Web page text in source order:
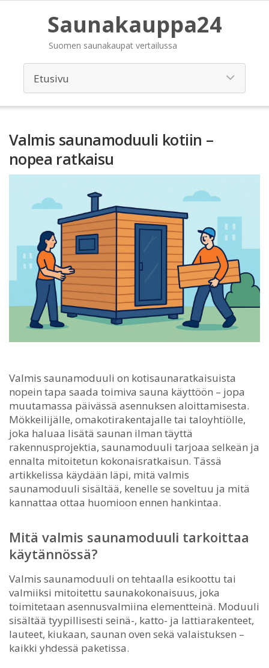
Saunakauppa24
Suomen saunakaupat vertailussa
Valmis saunamoduuli kotiin –
nopea ratkaisu
Valmis saunamoduuli on kotisaunaratkaisuista
nopein tapa saada toimiva sauna käyttöön – jopa
muutamassa päivässä asennuksen aloittamisesta.
Mökkeilijälle, omakotirakentajalle tai taloyhtiölle,
joka haluaa lisätä saunan ilman täyttä
rakennusprojektia, saunamoduuli tarjoaa selkeän ja
ennalta mitoitetun kokonaisratkaisun. Tässä
artikkelissa käydään läpi, mitä valmis
saunamoduuli sisältää, kenelle se soveltuu ja mitä
kannattaa ottaa huomioon ennen hankintaa.
Mitä valmis saunamoduuli tarkoittaa
käytännössä?
Valmis saunamoduuli on tehtaalla esikoottu tai
valmiiksi mitoitettu saunakokonaisuus, joka
toimitetaan asennusvalmiina elementteinä. Moduuli
sisältää tyypillisesti seinä-, katto- ja lattiarakenteet,
lauteet, kiukaan, saunan oven sekä valaistuksen –
kaikki yhdessä paketissa.